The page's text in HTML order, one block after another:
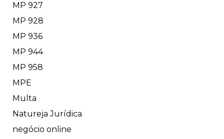
MP 927
MP 928
MP 936
MP 944
MP 958
MPE
Multa
Natureja Jurídica
negócio online